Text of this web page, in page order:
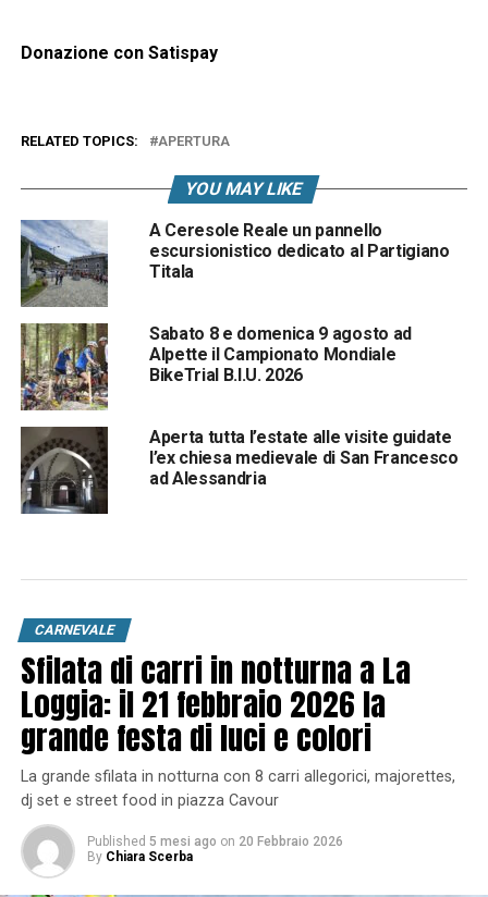
Donazione con Satispay
RELATED TOPICS: APERTURA
YOU MAY LIKE
A Ceresole Reale un pannello
escursionistico dedicato al Partigiano
Titala
Sabato 8 e domenica 9 agosto ad
Alpette il Campionato Mondiale
BikeTrial B.I.U. 2026
Aperta tutta l’estate alle visite guidate
l’ex chiesa medievale di San Francesco
ad Alessandria
CARNEVALE
Sfilata di carri in notturna a La
Loggia: il 21 febbraio 2026 la
grande festa di luci e colori
La grande sfilata in notturna con 8 carri allegorici, majorettes,
dj set e street food in piazza Cavour
Published 5 mesi ago on 20 Febbraio 2026
By Chiara Scerba